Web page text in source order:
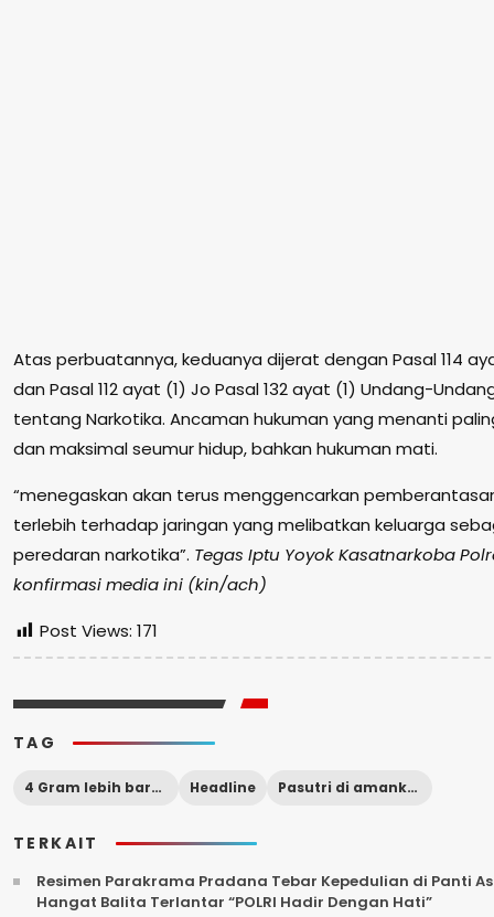
Atas perbuatannya, keduanya dijerat dengan Pasal 114
dan Pasal 112 ayat (1) Jo Pasal 132 ayat (1) Undang-
tentang Narkotika. Ancaman hukuman yang menanti
dan maksimal seumur hidup, bahkan hukuman mati.
“menegaskan akan terus menggencarkan
terlebih terhadap jaringan yang melibatkan keluarga
peredaran narkotika”. Tegas Iptu Yoyok Kasatnarkoba
konfirmasi media ini (kin/ach)
Post Views: 171
TAG
4 Gram lebih barang bukti di amankan Headline Pasutri di amankan
TERKAIT
Resimen Parakrama Pradana Tebar Kepedulian di Panti
Hangat Balita Terlantar “POLRI Hadir Dengan Hati”